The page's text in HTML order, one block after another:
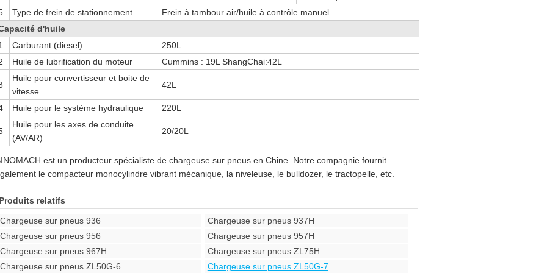
Type de frein de stationnement
Frein à tambour air/huile à contrôle manuel
d'huile
Carburant (diesel)
250L
Huile de lubrification du moteur Cummins : 19L ShangChai:42L
Huile pour convertisseur et boite de
vitesse
42L
Huile pour le système hydraulique 220L
Huile pour les axes de conduite
(AV/AR)
20/20L
est un producteur spécialiste de chargeuse sur pneus en Chine. Notre compagnie fournit
le compacteur monocylindre vibrant mécanique, la niveleuse, le bulldozer, le tractopelle, etc.
relatifs
Chargeuse sur pneus 936
Chargeuse sur pneus 937H
Chargeuse sur pneus 956
Chargeuse sur pneus 957H
Chargeuse sur pneus 967H
Chargeuse sur pneus ZL75H
Chargeuse sur pneus ZL50G-6
Chargeuse sur pneus ZL50G-7